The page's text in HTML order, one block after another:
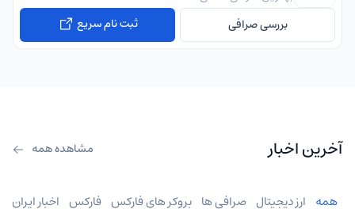
بررسی صرافی
ثبت نام سریع
آخرین اخبار مشاهده همه
همه ارز دیجیتال صرافی ها بروکر های فارکس فارکس اخبار ایران